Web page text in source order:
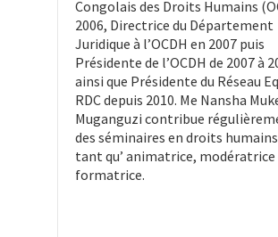
Congolais des Droits Humains
2006, Directrice du Département
Juridique à l’OCDH en 2007 puis
Présidente de l’OCDH de 2007 à
ainsi que Présidente du Réseau
RDC depuis 2010. Me Nansha
Muganguzi contribue
des séminaires en droits
tant qu’ animatrice,
formatrice.